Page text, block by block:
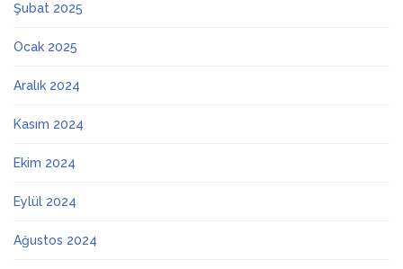
Şubat 2025
Ocak 2025
Aralık 2024
Kasım 2024
Ekim 2024
Eylül 2024
Ağustos 2024